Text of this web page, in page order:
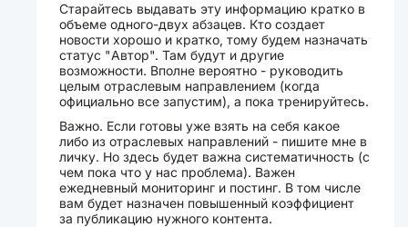
Старайтесь выдавать эту информацию кратко в
объеме одного-двух абзацев. Кто создает
новости хорошо и кратко, тому будем назначать
статус "Автор". Там будут и другие
возможности. Вполне вероятно - руководить
целым отраслевым направлением (когда
официально все запустим), а пока тренируйтесь.
Важно. Если готовы уже взять на себя какое
либо из отраслевых направлений - пишите мне в
личку. Но здесь будет важна систематичность (с
чем пока что у нас проблема). Важен
ежедневный мониторинг и постинг. В том числе
вам будет назначен повышенный коэффициент
за публикацию нужного контента.